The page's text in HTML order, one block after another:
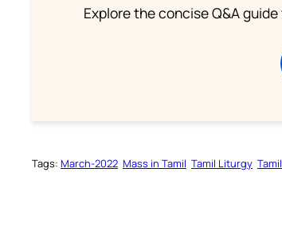
Explore the concise Q&A
Tags: March-2022 Mass in Tamil Tamil Liturgy